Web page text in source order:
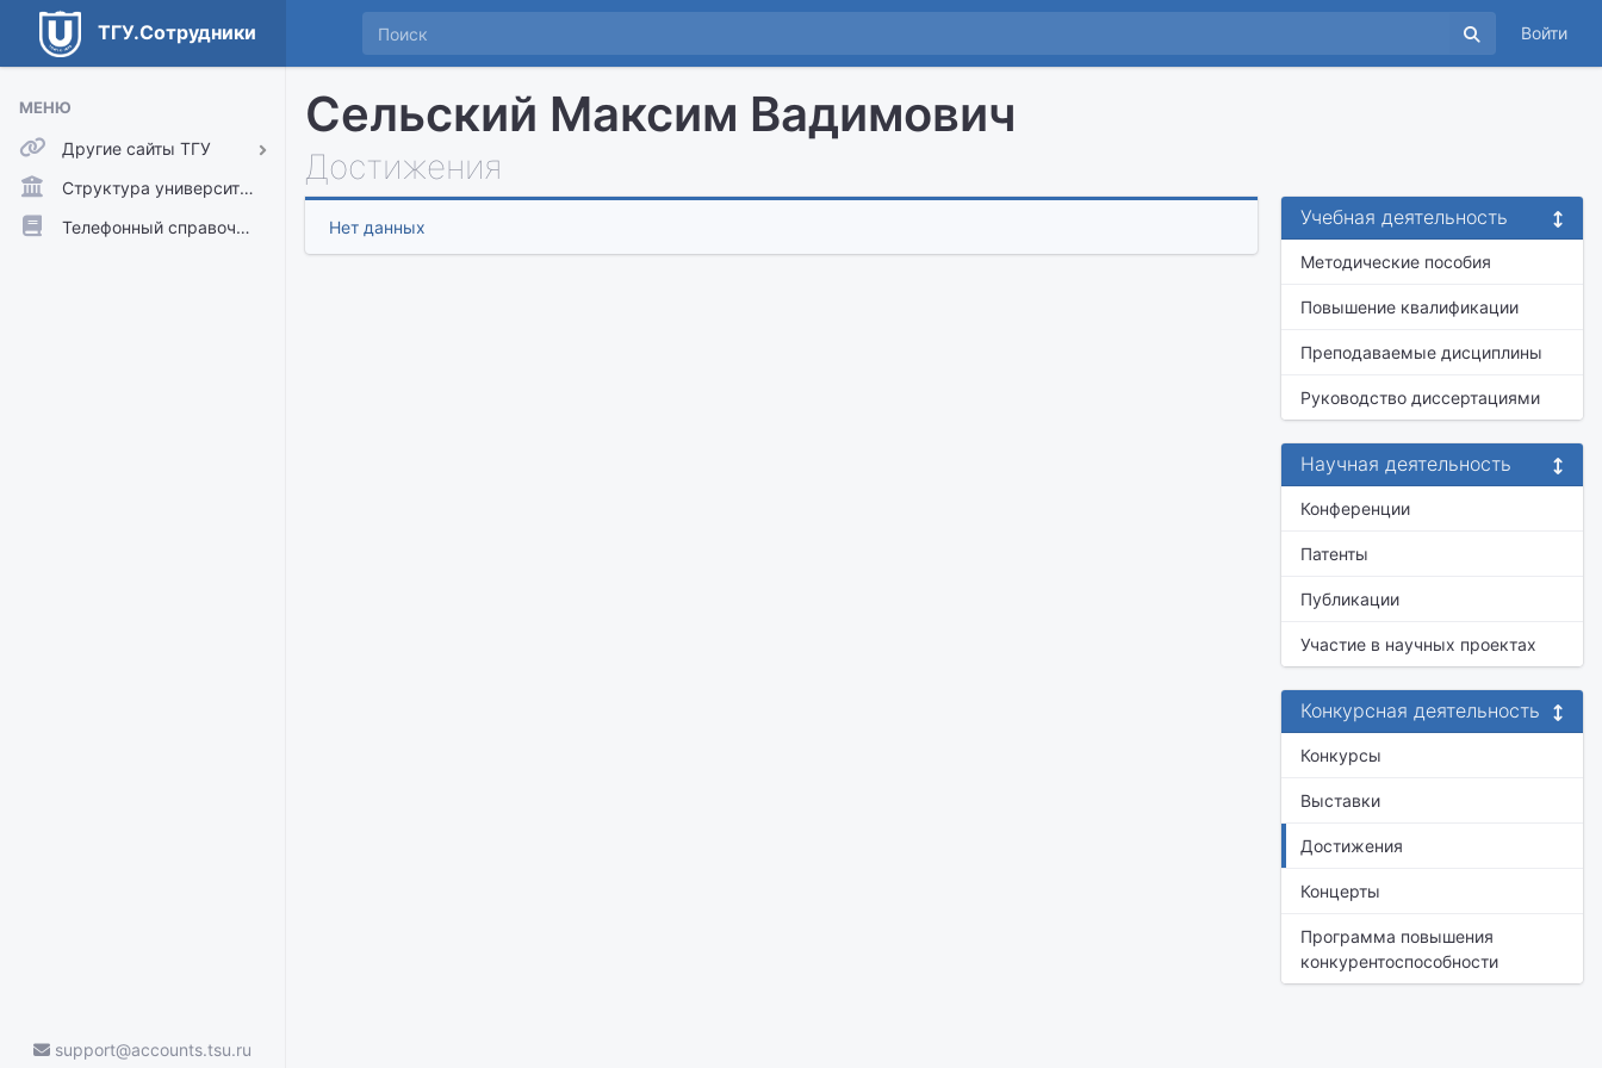
ТГУ.Сотрудники Войти
МЕНЮ
Другие сайты ТГУ
ТГУ.Аккаунты
ТГУ.Расписание
Структура университета
Телефонный справочник
support@accounts.tsu.ru
Сельский Максим Вадимович
Достижения
Нет данных Учебная деятельность
Методические пособия
Повышение квалификации
Преподаваемые дисциплины
Руководство диссертациями
Научная деятельность
Конференции
Патенты
Публикации
Участие в научных проектах
Конкурсная деятельность
Конкурсы
Выставки
Достижения
Концерты
Программа повышения
конкурентоспособности